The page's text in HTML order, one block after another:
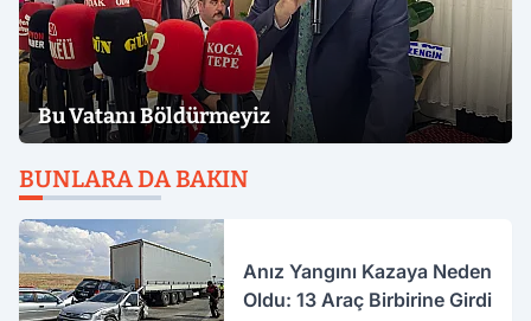
Bu Vatanı Böldürmeyiz
BUNLARA DA BAKIN
Anız Yangını Kazaya Neden
Oldu: 13 Araç Birbirine Girdi